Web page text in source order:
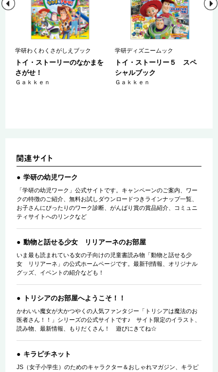
学研わくわくさがしえブック
トイ・ストーリーのなかまを
さがせ！
Ｇａｋｋｅｎ
学研ディズニームック
トイ・ストーリー５ スペ
シャルブック
Ｇａｋｋｅｎ
学研の幼児ワーク
「学研の幼児ワーク」公式サイトです。キャンペーンのご案内、ワー
クの特徴のご紹介、無料お試しダウンロードつきラインナップ一覧、
お子さんにぴったりのワーク診断、がんばり賞の賞品紹介、コミュニ
ティサイトへのリンクなど
動物と話せる少女 リリアーネのお部屋
いま最も読まれている女の子向けの児童書読み物「動物と話せる少
女 リリアーネ」の公式ホームページです。最新刊情報、オリジナル
グッズ、イベントの紹介なども！
トリシアのお部屋へようこそ！！
かわいい魔女が大かつやくの人気ファンタジー「トリシアは魔法のお
医者さん！！」シリーズの公式サイトです♪ サイト限定のイラスト、
読み物、最新情報、もりだくさん！ 遊びにきてね☆
キラピチネット
JS（女子小学生）のためのキャラクター＆おしゃれマガジン、キラピ